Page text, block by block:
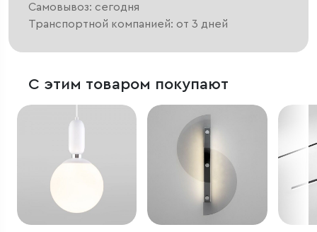
Самовывоз: сегодня
Транспортной компанией: от 3 дней
С этим товаром покупают